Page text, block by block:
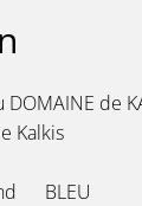
de
Kalkis
BLEU